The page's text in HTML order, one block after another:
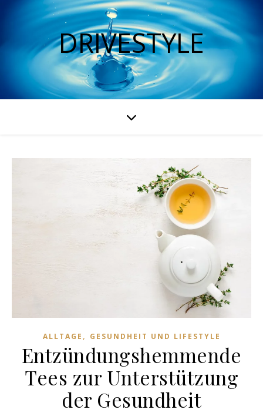
DRIVESTYLE
ALLTAGE , GESUNDHEIT UND LIFESTYLE
Entzündungshemmende
Tees zur Unterstützung
der Gesundheit